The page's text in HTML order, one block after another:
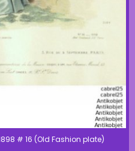
# 16 (Old Fashion plate)